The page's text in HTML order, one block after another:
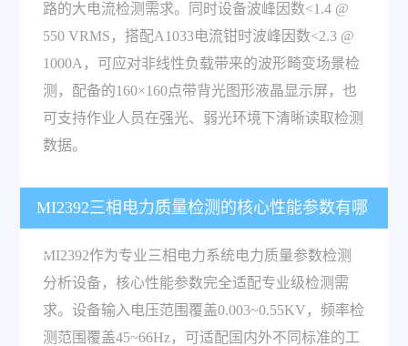
路的大电流检测需求。同时设备波峰因数<1.4 @
550 VRMS，搭配A1033电流钳时波峰因数<2.3 @
1000A，可应对非线性负载带来的波形畸变场景检
测，配备的160×160点带背光图形液晶显示屏，也
可支持作业人员在强光、弱光环境下清晰读取检测
数据。
MI2392三相电力质量检测的核心性能参数有哪
些？
MI2392作为专业三相电力系统电力质量参数检测
分析设备，核心性能参数完全适配专业级检测需
求。设备输入电压范围覆盖0.003~0.55KV，频率检
测范围覆盖45~66Hz，可适配国内外不同标准的工